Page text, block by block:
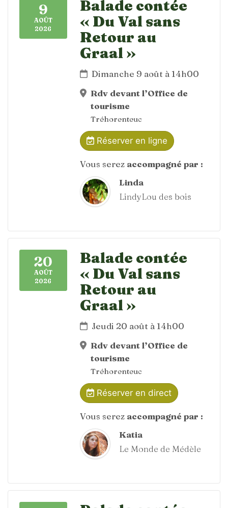
9
AOÛT
2026
Balade contée
« Du Val sans
Retour au
Graal »
Dimanche 9 août à 14h00
Rdv devant l’Office de
tourisme
Tréhorenteuc
Réserver en ligne
Vous serez accompagné par :
Linda
LindyLou des bois
20
AOÛT
2026
Balade contée
« Du Val sans
Retour au
Graal »
Jeudi 20 août à 14h00
Rdv devant l’Office de
tourisme
Tréhorenteuc
Réserver en direct
Vous serez accompagné par :
Katia
Le Monde de Médèle